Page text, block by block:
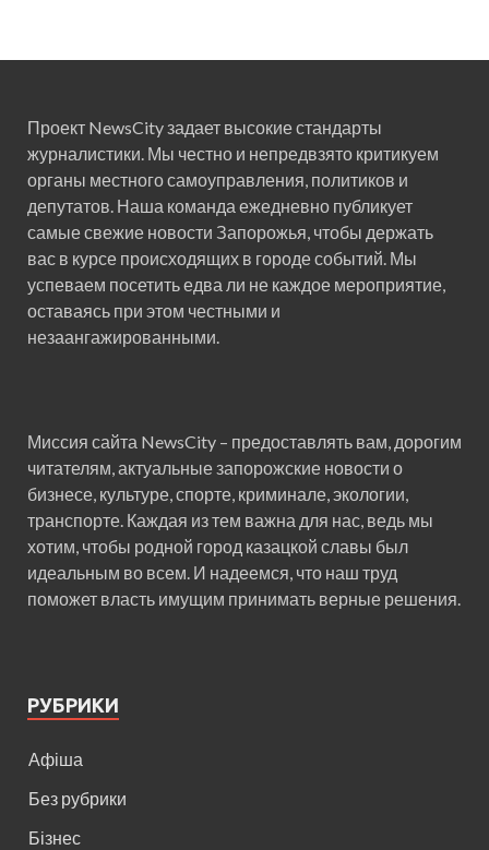
Проект NewsCity задает высокие стандарты
журналистики. Мы честно и непредвзято критикуем
органы местного самоуправления, политиков и
депутатов. Наша команда ежедневно публикует
самые свежие новости Запорожья, чтобы держать
вас в курсе происходящих в городе событий. Мы
успеваем посетить едва ли не каждое мероприятие,
оставаясь при этом честными и
незаангажированными.
Миссия сайта NewsCity – предоставлять вам, дорогим
читателям, актуальные запорожские новости о
бизнесе, культуре, спорте, криминале, экологии,
транспорте. Каждая из тем важна для нас, ведь мы
хотим, чтобы родной город казацкой славы был
идеальным во всем. И надеемся, что наш труд
поможет власть имущим принимать верные решения.
РУБРИКИ
Афіша
Без рубрики
Бізнес